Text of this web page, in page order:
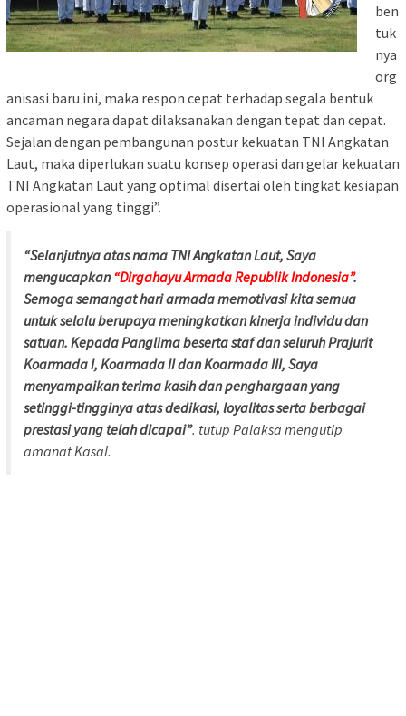
ben
tuk
nya
org
anisasi baru ini, maka respon cepat terhadap segala bentuk
ancaman negara dapat dilaksanakan dengan tepat dan cepat.
Sejalan dengan pembangunan postur kekuatan TNI Angkatan
Laut, maka diperlukan suatu konsep operasi dan gelar kekuatan
TNI Angkatan Laut yang optimal disertai oleh tingkat kesiapan
operasional yang tinggi”.
“Selanjutnya atas nama TNI Angkatan Laut, Saya
mengucapkan“Dirgahayu Armada Republik Indonesia”.
Semoga semangat hari armada memotivasi kita semua
untuk selalu berupaya meningkatkan kinerja individu dan
satuan. Kepada Panglima beserta staf dan seluruh Prajurit
Koarmada I, Koarmada II dan Koarmada III, Saya
menyampaikan terima kasih dan penghargaan yang
setinggi-tingginya atas dedikasi, loyalitas serta berbagai
prestasi yang telah dicapai”. tutup Palaksa mengutip
amanat Kasal.